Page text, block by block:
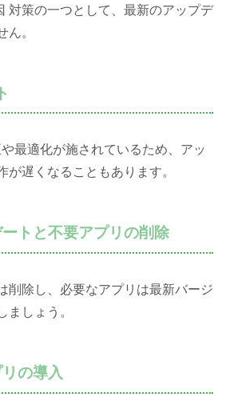
対策の一つとして、最新のアップデ
ん。
最適化が施されているため、アッ
が遅くなることもあります。
トと不要アプリの削除
削除し、必要なアプリは最新バージ
ましょう。
の導入